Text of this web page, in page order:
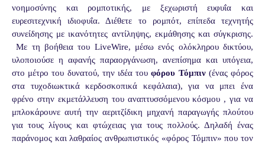
νοημοσύνης και ρομποτικής, με ξεχωριστή ευφυΐα και
ευρεσιτεχνική ιδιοφυΐα. Διέθετε το ρομπότ, επίπεδα τεχνητής
συνείδησης με ικανότητες αντίληψης, εκμάθησης και σύγκρισης.
Με τη βοήθεια του LiveWire, μέσω ενός ολόκληρου δικτύου,
υλοποιούσε η αφανής παραοργάνωση, ανεπίσημα και υπόγεια,
στο μέτρο του δυνατού, την ιδέα τουφόρου Τόμπιν(ένας φόρος
στα τυχοδιωκτικά κερδοσκοπικά κεφάλαια), για να μπει ένα
φρένο στην εκμετάλλευση του αναπτυσσόμενου κόσμου , για να
μπλοκάρουνε αυτή την αεριτζίδικη μηχανή παραγωγής πλούτου
για τους λίγους και φτώχειας για τους πολλούς. Δηλαδή ένας
παράνομος και λαθραίος ανθρωπιστικός «φόρος Τόμπιν» που τον